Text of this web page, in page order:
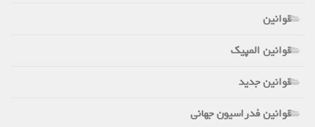
قوانین
قوانین المپیک
قوانین جدید
قوانین فدراسیون جهانی